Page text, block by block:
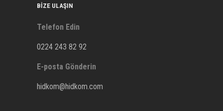
BIZE ULAŞIN
Telefon Edin
0224 243 82 92
E-posta Gönderin
hidkom@hidkom.com